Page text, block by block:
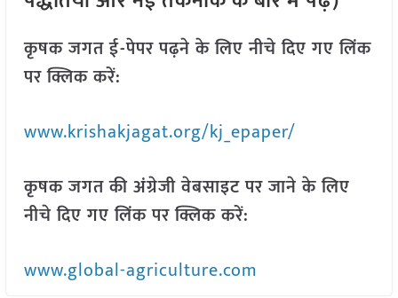
कृषक जगत ई-पेपर पढ़ने के लिए नीचे दिए गए लिंक
पर क्लिक करें:
www.krishakjagat.org/kj_epaper/
कृषक जगत की अंग्रेजी वेबसाइट पर जाने के लिए
नीचे दिए गए लिंक पर क्लिक करें:
www.global-agriculture.com